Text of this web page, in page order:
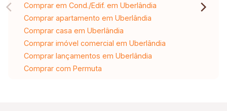
Comprar em Cond./Edif. em Uberlândia
Comprar apartamento em Uberlândia
Comprar casa em Uberlândia
Comprar imóvel comercial em Uberlândia
Comprar lançamentos em Uberlândia
Comprar com Permuta